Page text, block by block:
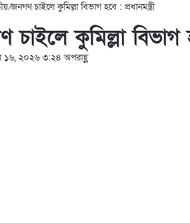
/জনগণ চাইলে কুমিল্লা বিভাগ হবে : প্রধানমন্ত্রী
কুমিল্লা বিভাগ
১৬, ২০২৬ ৩:২৪ অপরাহ্ণ